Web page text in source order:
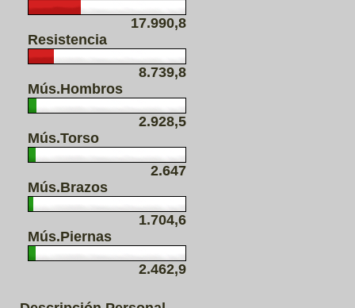
17.990,8
Resistencia
8.739,8
Mús.Hombros
2.928,5
Mús.Torso
2.647
Mús.Brazos
1.704,6
Mús.Piernas
2.462,9